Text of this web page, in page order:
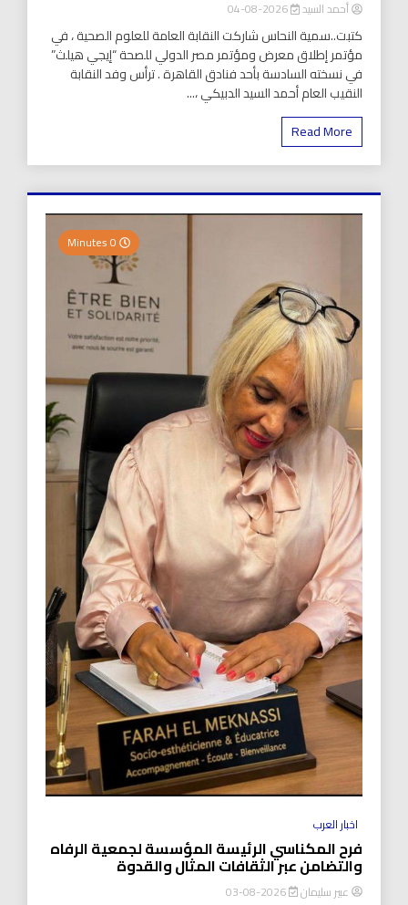
أحمد السيد 2026-08-04
كتبت..سمية النحاس شاركت النقابة العامة للعلوم الصحية ، في
مؤتمر إطلاق معرض ومؤتمر مصر الدولي للصحة “إيجي هيلث”
في نسخته السادسة بأحد فنادق القاهرة . ترأس وفد النقابة
النقيب العام أحمد السيد الدبيكي ،...
Read More
اخبار العرب
فرح المكناسي الرئيسة المؤسسة لجمعية الرفاه
والتضامن عبر الثقافات المثال والقدوة
عبير سليمان 2026-08-03